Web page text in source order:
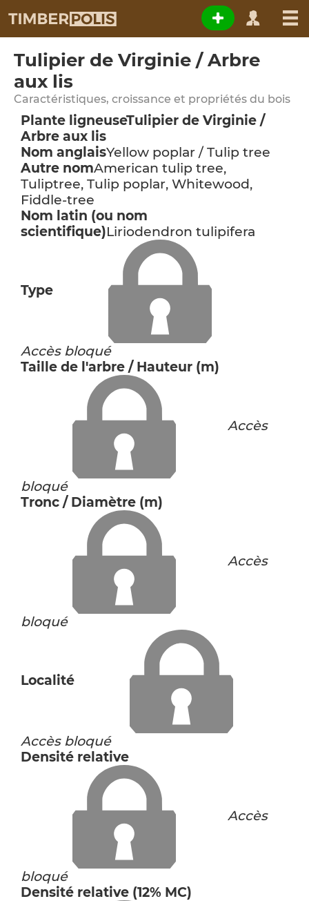
Tulipier de Virginie / Arbre
aux lis
Caractéristiques, croissance et propriétés du bois
Plante ligneuseTulipier de Virginie /
Arbre aux lis
Nom anglaisYellow poplar / Tulip tree
Autre nomAmerican tulip tree,
Tuliptree, Tulip poplar, Whitewood,
Fiddle-tree
Nom latin (ou nom
scientifique)Liriodendron tulipifera
Type
Accès bloqué
Taille de l'arbre / Hauteur (m)
Accès
bloqué
Tronc / Diamètre (m)
Accès
bloqué
Localité
Accès bloqué
Densité relative
Accès
bloqué
Densité relative (12% MC)